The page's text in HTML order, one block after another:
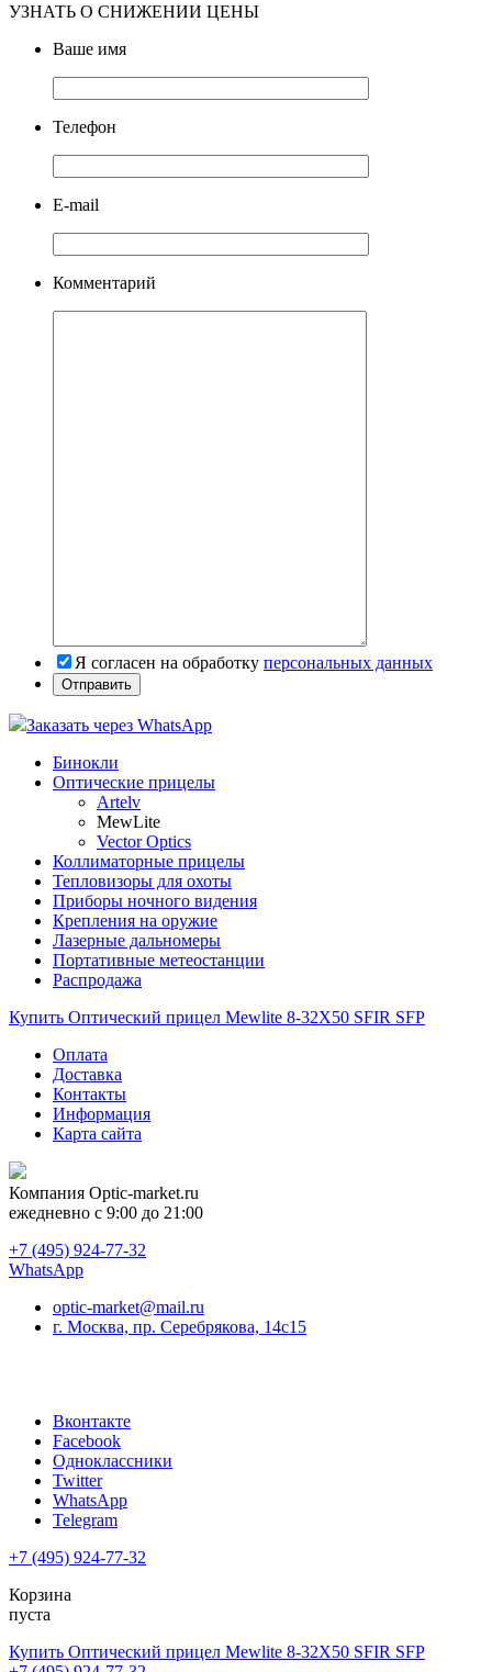
УЗНАТЬ О СНИЖЕНИИ ЦЕНЫ
Ваше имя
Телефон
E-mail
Комментарий
Я согласен на обработку персональных данных
Заказать через WhatsApp
Бинокли
Оптические прицелы
Artelv
MewLite
Vector Optics
Коллиматорные прицелы
Тепловизоры для охоты
Приборы ночного видения
Крепления на оружие
Лазерные дальномеры
Портативные метеостанции
Распродажа
Купить Оптический прицел Mewlite 8-32X50 SFIR SFP
Оплата
Доставка
Контакты
Информация
Карта сайта
Компания Optic-market.ru
ежедневно с 9:00 до 21:00
+7 (495) 924-77-32
WhatsApp
optic-market@mail.ru
г. Москва, пр. Серебрякова, 14с15
Вконтакте
Facebook
Одноклассники
Twitter
WhatsApp
Telegram
+7 (495) 924-77-32
Корзина
пуста
Купить Оптический прицел Mewlite 8-32X50 SFIR SFP